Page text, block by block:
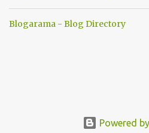
Blogarama - Blog Directory
Powered